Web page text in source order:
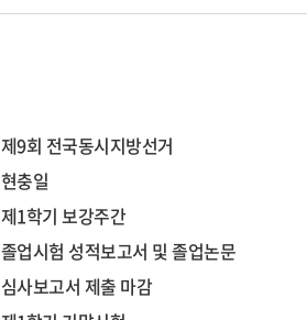
제9회 전국동시지방선거
현충일
제1학기 보강주간
졸업시험 성적보고서 및 졸업논문
심사보고서 제출 마감